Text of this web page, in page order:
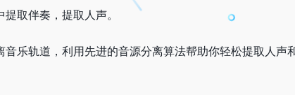
取伴奏，提取人声。
音乐轨道，利用先进的音源分离算法帮助你轻松提取人声